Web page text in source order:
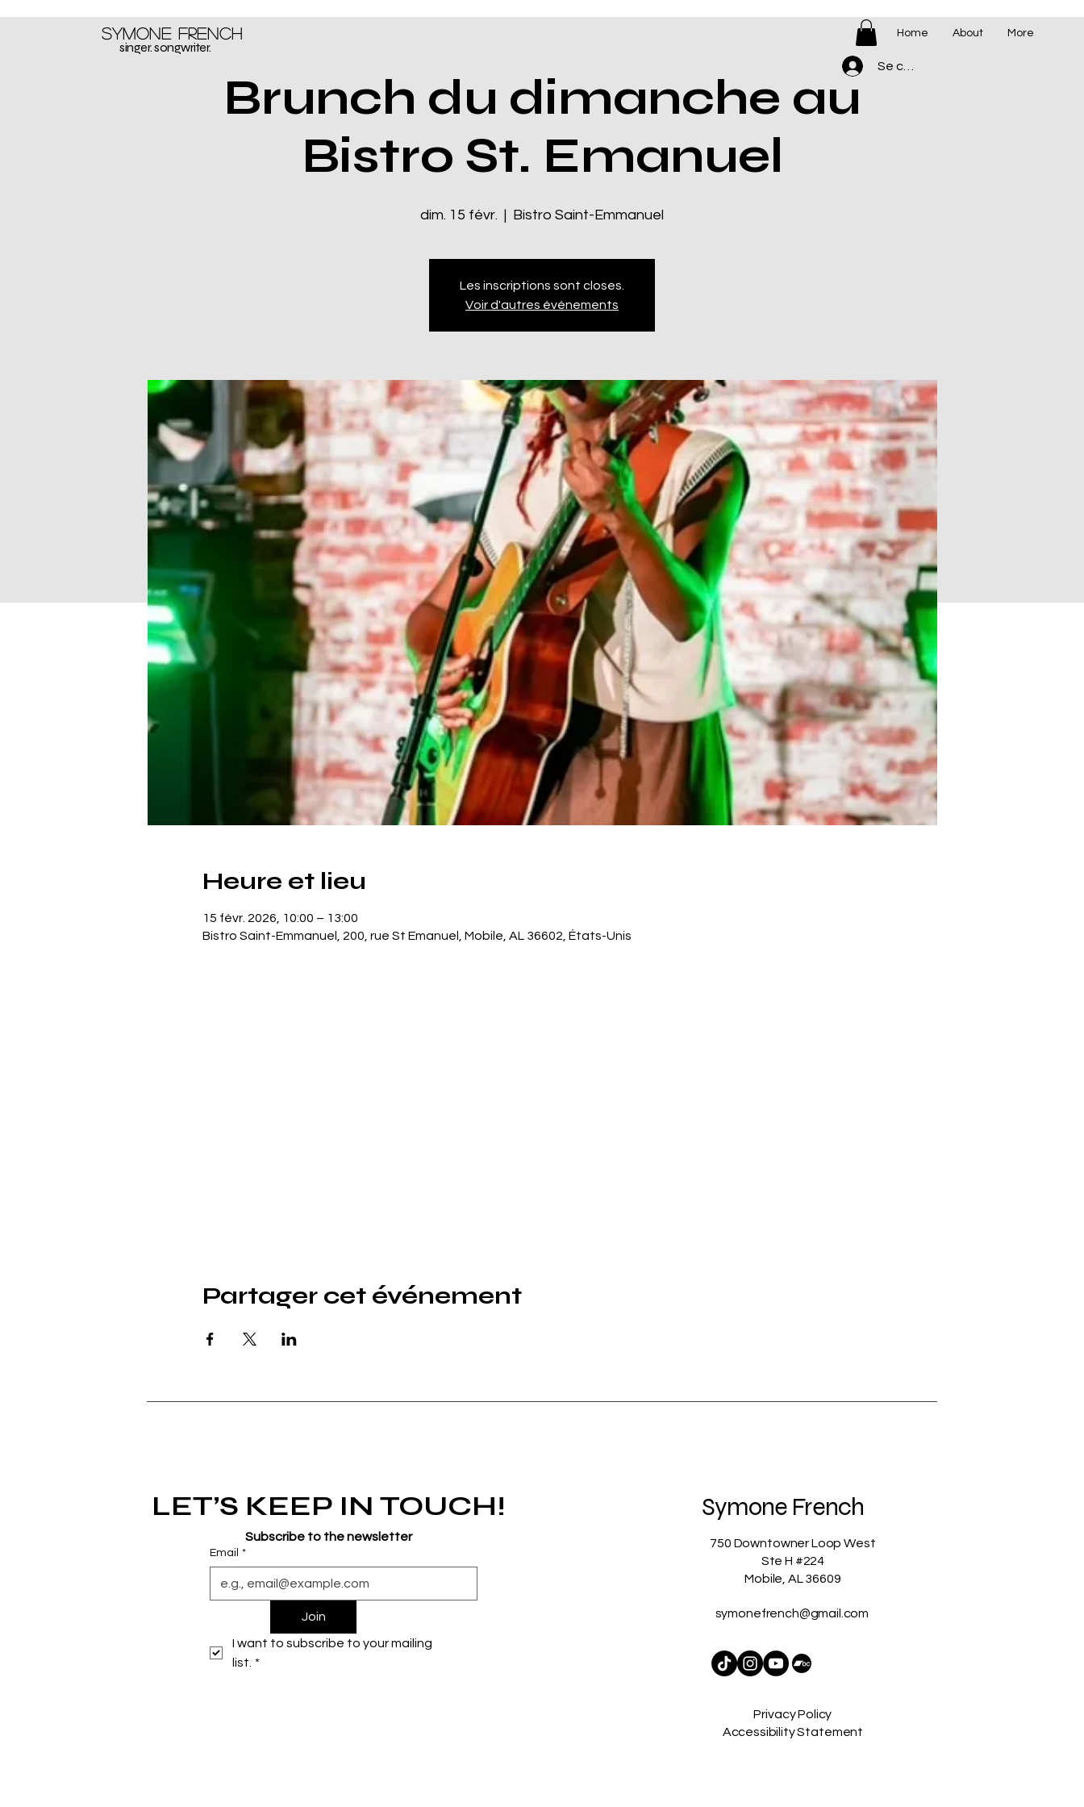
Symone French
singer. songwriter.
Home About More
Se connecter
Brunch du dimanche au
Bistro St. Emanuel
dim. 15 févr. Bistro Saint-Emmanuel
Les inscriptions sont closes.
Voir d'autres événements
Heure et lieu
15 févr. 2026, 10:00 – 13:00
Bistro Saint-Emmanuel, 200, rue St Emanuel, Mobile, AL 36602, États-Unis
Partager cet événement
LET’S KEEP IN TOUCH!
Subscribe to the newsletter
Email *
Join
I want to subscribe to your mailing
list. *
Symone French
750 Downtowner Loop West
Ste H #224
Mobile, AL 36609
symonefrench@gmail.com
Privacy Policy
Accessibility Statement